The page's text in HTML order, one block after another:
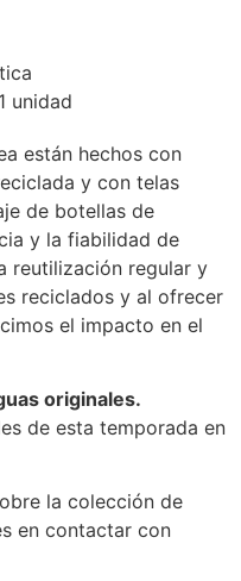
unidad
están hechos con
y con telas
de botellas de
y la fiabilidad de
reutilización regular y
reciclados y al ofrecer
el impacto en el
originales.
de esta temporada en
la colección de
en contactar con